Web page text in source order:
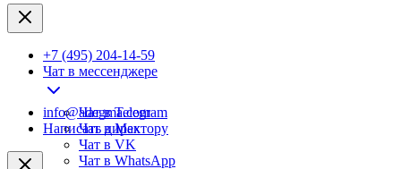
+7 (495) 204-14-59
Чат в мессенджере
Чат в Telegram
Чат в Max
Чат в VK
Чат в WhatsApp
info@adegma.com
Написать директору